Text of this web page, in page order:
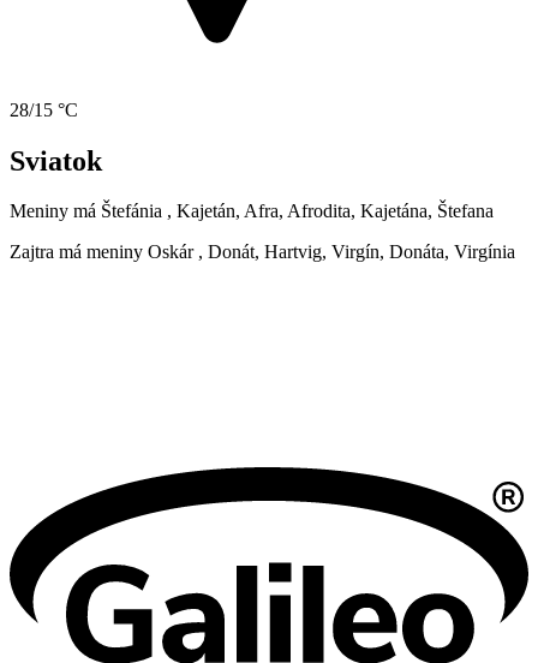
28/15 °C
Sviatok
Meniny má Štefánia , Kajetán, Afra, Afrodita, Kajetána, Štefana
Zajtra má meniny Oskár , Donát, Hartvig, Virgín, Donáta, Virgínia